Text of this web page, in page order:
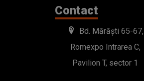
Contact
Bd. Mărăști 65-67,
Romexpo Intrarea C,
Pavilion T, sector 1